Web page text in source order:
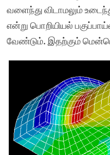
வளைந்து விடாமலும்
என்று பொறியியல்
வேண்டும். இதற்கும்